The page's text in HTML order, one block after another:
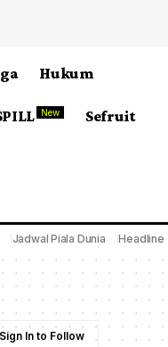
Hukum
New Sefruit
Jadwal Piala Dunia Headline